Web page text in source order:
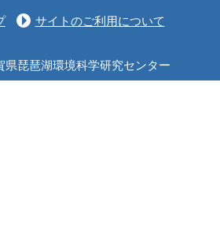
サイトのご利用について
琵琶湖環境科学研究センター